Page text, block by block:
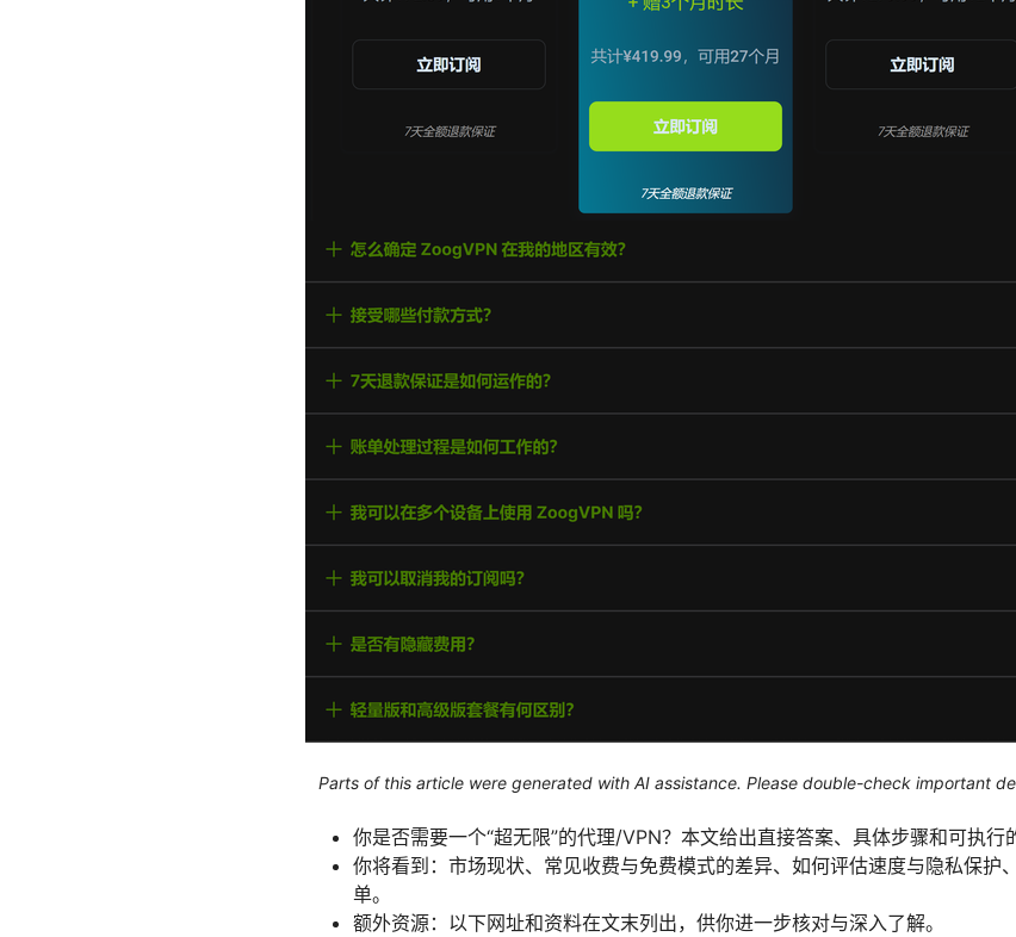
Parts of this article were generated with AI assistance. Please double-check important
你是否需要一个“超无限”的代理/VPN？本文给出直接答案、具体步骤和可执行
你将看到：市场现状、常见收费与免费模式的差异、如何评估速度与隐私保护
单。
额外资源：以下网址和资料在文末列出，供你进一步核对与深入了解。